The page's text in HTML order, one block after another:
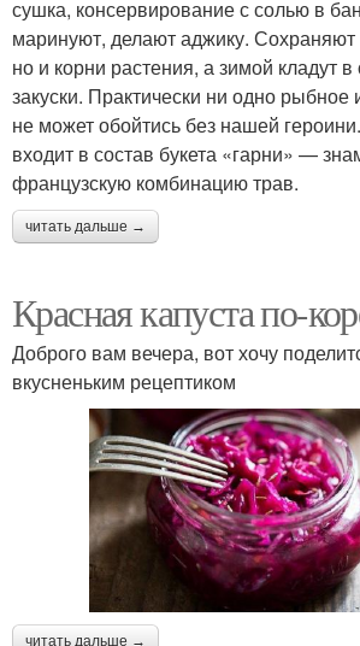
сушка, консервирование с солью в
маринуют, делают аджику. Сохраняют
но и корни растения, а зимой кладут
закуски. Практически ни одно
не может обойтись без нашей
входит в состав букета «гарни» —
французскую комбинацию трав.
читать дальше →
Красная капуста по-
Доброго вам вечера, вот хочу
вкусненьким рецептиком
читать дальше →